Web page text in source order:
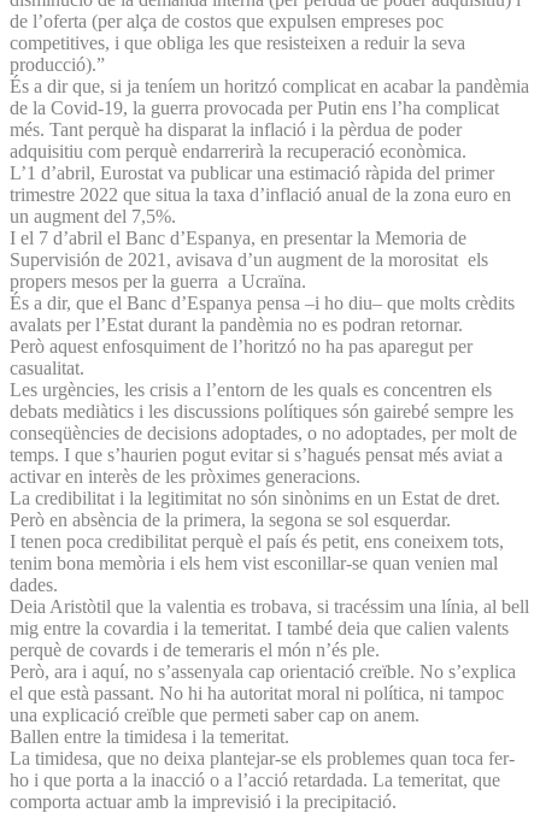
de l’oferta (per alça de costos que expulsen empreses poc
competitives, i que obliga les que resisteixen a reduir la seva
producció).”
És a dir que, si ja teníem un horitzó complicat en acabar la pandèmia
de la Covid-19, la guerra provocada per Putin ens l’ha complicat
més. Tant perquè ha disparat la inflació i la pèrdua de poder
adquisitiu com perquè endarrerirà la recuperació econòmica.
L’1 d’abril, Eurostat va publicar una estimació ràpida del primer
trimestre 2022 que situa la taxa d’inflació anual de la zona euro en
un augment del 7,5%.
I el 7 d’abril el Banc d’Espanya, en presentar la Memoria de
Supervisión de 2021, avisava d’un augment de la morositat els
propers mesos per la guerra a Ucraïna.
És a dir, que el Banc d’Espanya pensa –i ho diu– que molts crèdits
avalats per l’Estat durant la pandèmia no es podran retornar.
Però aquest enfosquiment de l’horitzó no ha pas aparegut per
casualitat.
Les urgències, les crisis a l’entorn de les quals es concentren els
debats mediàtics i les discussions polítiques són gairebé sempre les
conseqüències de decisions adoptades, o no adoptades, per molt de
temps. I que s’haurien pogut evitar si s’hagués pensat més aviat a
activar en interès de les pròximes generacions.
La credibilitat i la legitimitat no són sinònims en un Estat de dret.
Però en absència de la primera, la segona se sol esquerdar.
I tenen poca credibilitat perquè el país és petit, ens coneixem tots,
tenim bona memòria i els hem vist esconillar-se quan venien mal
dades.
Deia Aristòtil que la valentia es trobava, si tracéssim una línia, al bell
mig entre la covardia i la temeritat. I també deia que calien valents
perquè de covards i de temeraris el món n’és ple.
Però, ara i aquí, no s’assenyala cap orientació creïble. No s’explica
el que està passant. No hi ha autoritat moral ni política, ni tampoc
una explicació creïble que permeti saber cap on anem.
Ballen entre la timidesa i la temeritat.
La timidesa, que no deixa plantejar-se els problemes quan toca fer-
ho i que porta a la inacció o a l’acció retardada. La temeritat, que
comporta actuar amb la imprevisió i la precipitació.